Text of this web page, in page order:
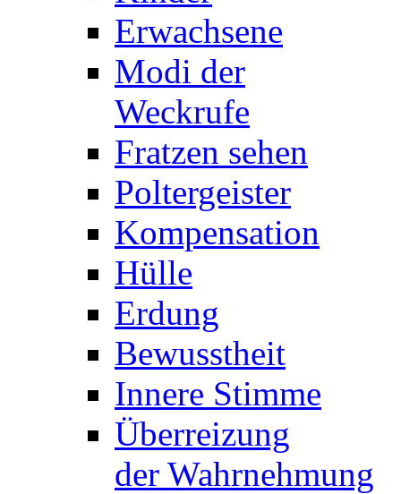
Erwachsene
Modi der
Weckrufe
Fratzen sehen
Poltergeister
Kompensation
Hülle
Erdung
Bewusstheit
Innere Stimme
Überreizung
der Wahrnehmung